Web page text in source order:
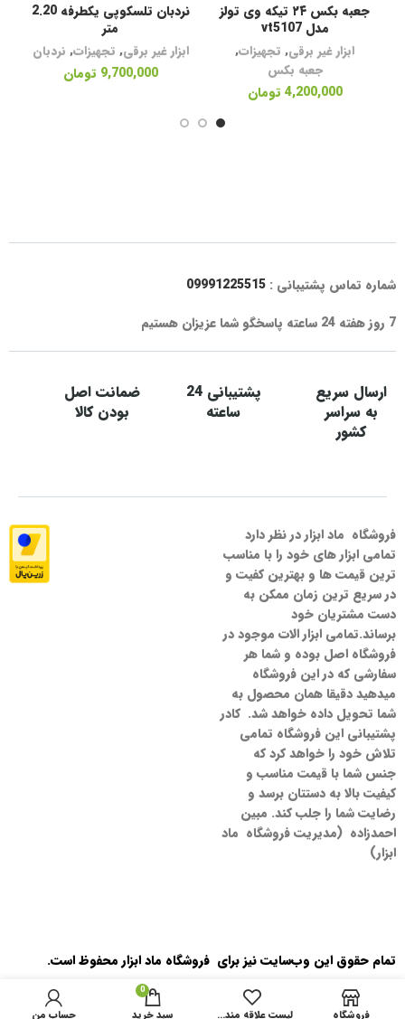
جعبه بکس ۲۴ تیکه وی تولز
مدل vt5107
ابزار غیر برقی, تجهیزات,
جعبه بکس
4,200,000 تومان
نردبان تلسکوپی یکطرفه 2.20
متر
ابزار غیر برقی, تجهیزات, نردبان
9,700,000 تومان
شماره تماس پشتیبانی : 09991225515
7 روز هفته 24 ساعته پاسخگو شما عزیزان هستیم
ارسال سریع
به سراسر
کشور
پشتیبانی 24
ساعته
ضمانت اصل
بودن کالا
فروشگاه ماد ابزار در نظر دارد
تمامی ابزار های خود را با مناسب
ترین قیمت ها و بهترین کفیت و
در سریع ترین زمان ممکن به
دست مشتریان خود
برساند.تمامی ابزار الات موجود در
فروشگاه اصل بوده و شما هر
سفارشی که در این فروشگاه
میدهید دقیقا همان محصول به
شما تحویل داده خواهد شد. کادر
پشتیبانی این فروشگاه تمامی
تلاش خود را خواهد کرد که
جنس شما با قیمت مناسب و
کیفیت بالا به دستتان برسد و
رضایت شما را جلب کند. مبین
احمدزاده (مدیریت فروشگاه ماد
ابزار)
تمام حقوق اين وب‌سايت نیز برای فروشگاه ماد ابزار محفوظ است.
فروشگاه لیست علاقه مندی ها
0
سبد خرید حساب من